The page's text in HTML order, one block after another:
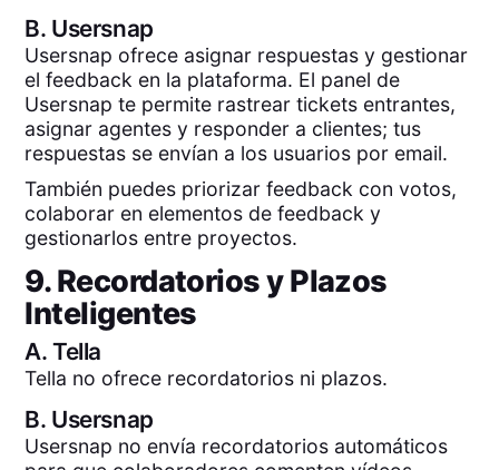
B. Usersnap
Usersnap ofrece asignar respuestas y gestionar
el feedback en la plataforma. El panel de
Usersnap te permite rastrear tickets entrantes,
asignar agentes y responder a clientes; tus
respuestas se envían a los usuarios por email.
También puedes priorizar feedback con votos,
colaborar en elementos de feedback y
gestionarlos entre proyectos.
9. Recordatorios y Plazos
Inteligentes
A.Tella
Tella no ofrece recordatorios ni plazos.
B. Usersnap
Usersnap no envía recordatorios automáticos